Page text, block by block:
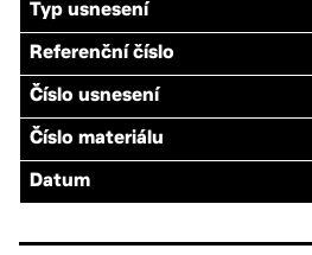
Typ usnesení
Referenční číslo
Číslo usnesení
Číslo materiálu
Datum